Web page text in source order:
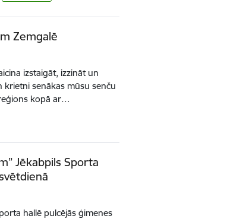
Zemgalē
izstaigāt, izzināt un
senākas mūsu senču
kopā ar…
Jēkabpils Sporta
hallē pulcējās ģimenes